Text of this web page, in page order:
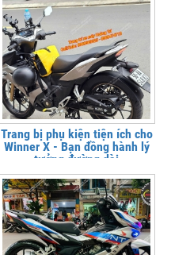
Trang bị phụ kiện tiện ích cho
Winner X - Bạn đồng hành lý
tưởng đường dài